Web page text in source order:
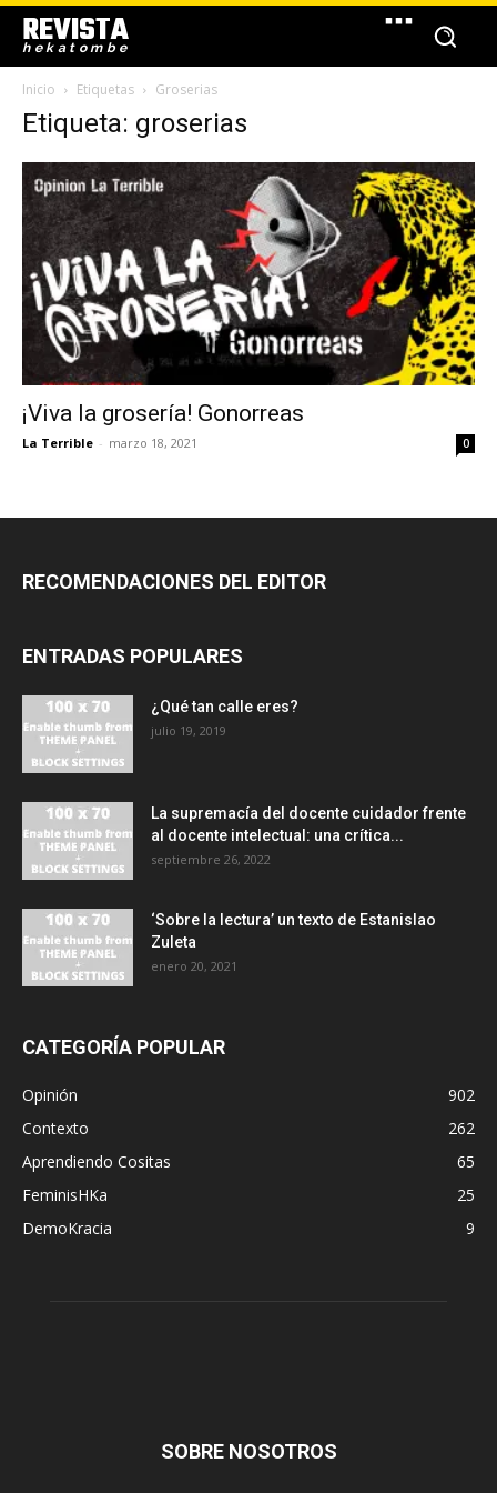
REVISTA
hekatombe
Inicio Etiquetas Groserias
Etiqueta: groserias
¡Viva la grosería! Gonorreas
La Terrible - marzo 18, 2021 0
RECOMENDACIONES DEL EDITOR
ENTRADAS POPULARES
¿Qué tan calle eres?
julio 19, 2019
La supremacía del docente cuidador frente
al docente intelectual: una crítica...
septiembre 26, 2022
‘Sobre la lectura’ un texto de Estanislao
Zuleta
enero 20, 2021
CATEGORÍA POPULAR
Opinión
902
Contexto
262
Aprendiendo Cositas
65
FeminisHKa
25
DemoKracia
9
SOBRE NOSOTROS